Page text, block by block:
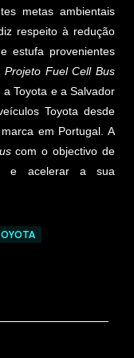
metas ambientais
respeito à redução
estufa provenientes
Projeto Fuel Cell Bus
Toyota e a Salvador
Toyota desde
em Portugal. A
com o objectivo de
e acelerar a sua